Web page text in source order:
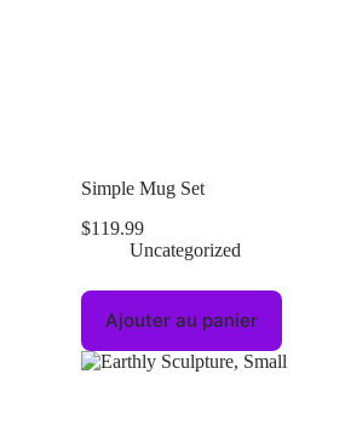
Simple Mug Set
$119.99
Uncategorized
Ajouter au panier